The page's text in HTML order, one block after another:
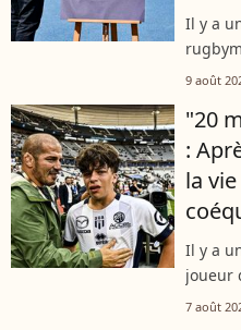
Il y a
ses
9 août
"20
:
la
Il y a
joueur
la vie
7 août